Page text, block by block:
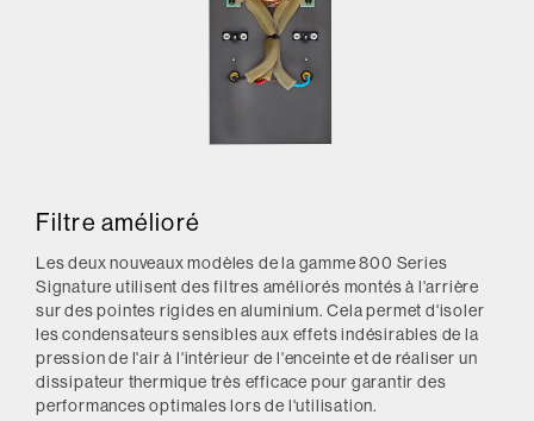
Filtre amélioré
Les deux nouveaux modèles de la gamme 800 Series
Signature utilisent des filtres améliorés montés à l'arrière
sur des pointes rigides en aluminium. Cela permet d'isoler
les condensateurs sensibles aux effets indésirables de la
pression de l'air à l'intérieur de l'enceinte et de réaliser un
dissipateur thermique très efficace pour garantir des
performances optimales lors de l'utilisation.